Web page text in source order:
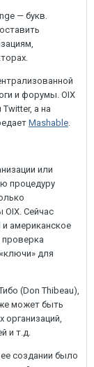
— букв.
и форумы. OIX
а на
Mashable.
или
процедуру
OIX. Сейчас
и американское
проверка
для
(Don Thibeau),
может быть
и т.д.
создании было